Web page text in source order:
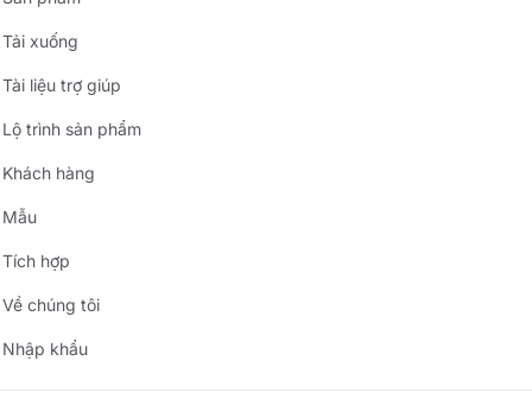
Tải xuống
Tài liệu trợ giúp
Lộ trình sản phẩm
Khách hàng
Mẫu
Tích hợp
Về chúng tôi
Nhập khẩu